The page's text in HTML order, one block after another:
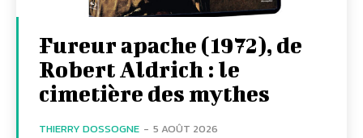
Fureur apache (1972), de
Robert Aldrich : le
cimetière des mythes
THIERRY DOSSOGNE - 5 AOÛT 2026